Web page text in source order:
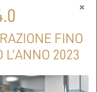
×
FINO
L’ANNO 2023